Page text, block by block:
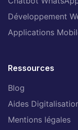
Développement
Applications
Ressources
Blog
Aides
Mentions légales